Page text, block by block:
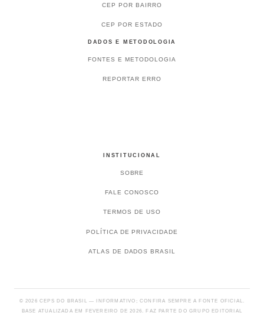
CEP POR BAIRRO
CEP POR ESTADO
DADOS E METODOLOGIA
FONTES E METODOLOGIA
REPORTAR ERRO
INSTITUCIONAL
SOBRE
FALE CONOSCO
TERMOS DE USO
POLÍTICA DE PRIVACIDADE
ATLAS DE DADOS BRASIL
© 2026 CEPS DO BRASIL — INFORMATIVO; CONFIRA SEMPRE A FONTE OFICIAL.
BASE ATUALIZADA EM FEVEREIRO DE 2026. FAZ PARTE DO GRUPO EDITORIAL